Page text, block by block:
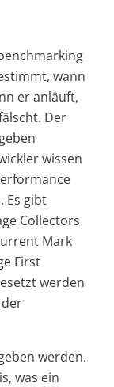
wann
er anläuft,
Der
wissen
Es gibt
Collectors
Mark
First
werden
werden.
was ein